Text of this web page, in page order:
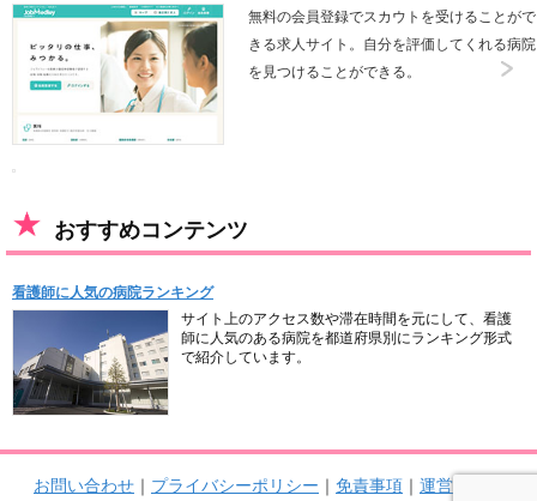
無料の会員登録でスカウトを受けることがで
きる求人サイト。自分を評価してくれる病院
を見つけることができる。
おすすめコンテンツ
看護師に人気の病院ランキング
サイト上のアクセス数や滞在時間を元にして、看護
師に人気のある病院を都道府県別にランキング形式
で紹介しています。
お問い合わせ ｜ プライバシーポリシー ｜ 免責事項 ｜ 運営者情報